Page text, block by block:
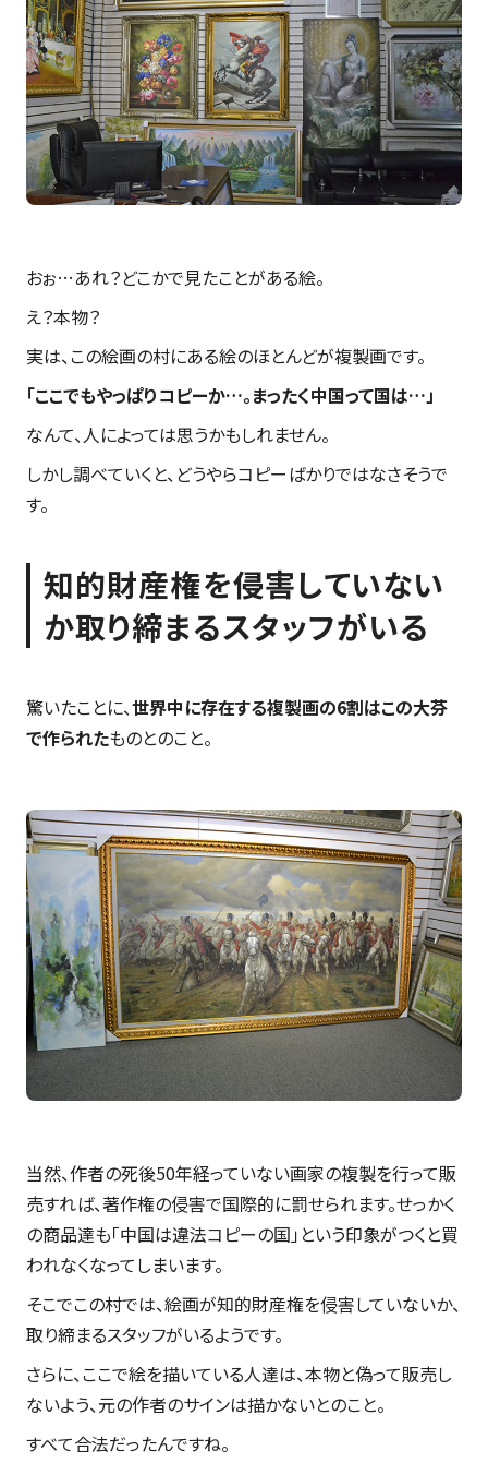
おぉ…あれ？どこかで見たことがある絵。
え？本物？
実は、この絵画の村にある絵のほとんどが複製画です。
「ここでもやっぱりコピーか…。まったく中国って国は…」
なんて、人によっては思うかもしれません。
しかし調べていくと、どうやらコピーばかりではなさそうで
す。
知的財産権を侵害していない
か取り締まるスタッフがいる
驚いたことに、世界中に存在する複製画の6割はこの大芬
で作られたものとのこと。
当然、作者の死後50年経っていない画家の複製を行って販
売すれば、著作権の侵害で国際的に罰せられます。せっかく
の商品達も「中国は違法コピーの国」という印象がつくと買
われなくなってしまいます。
そこでこの村では、絵画が知的財産権を侵害していないか、
取り締まるスタッフがいるようです。
さらに、ここで絵を描いている人達は、本物と偽って販売し
ないよう、元の作者のサインは描かないとのこと。
すべて合法だったんですね。